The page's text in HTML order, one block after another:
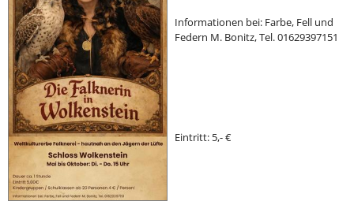
Informationen bei: Farbe, Fell und
Federn M. Bonitz, Tel. 01629397151
Eintritt: 5,- €